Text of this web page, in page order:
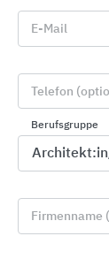
Passende
E-Mail
Telefon
Berufsgruppe
Firmenname